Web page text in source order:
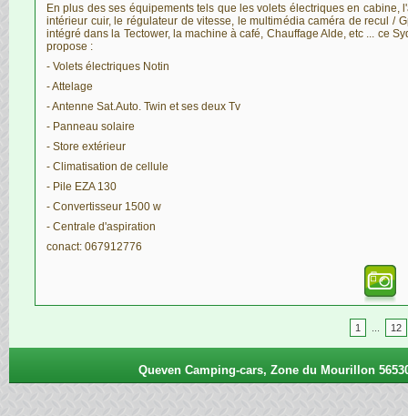
En plus des ses équipements tels que les volets électriques en cabine,
intérieur cuir, le régulateur de vitesse, le multimédia caméra de recul /
intégré dans la Tectower, la machine à café, Chauffage Alde, etc ... ce
propose :
- Volets électriques Notin
- Attelage
- Antenne Sat.Auto. Twin et ses deux Tv
- Panneau solaire
- Store extérieur
- Climatisation de cellule
- Pile EZA 130
- Convertisseur 1500 w
- Centrale d'aspiration
conact: 067912776
1 12
Queven Camping-cars, Zone du Mourillon